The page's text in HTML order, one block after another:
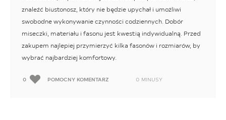
znaleźć biustonosz, który nie będzie upychał i umożliwi
swobodne wykonywanie czynności codziennych. Dobór
miseczki, materiału i fasonu jest kwestią indywidualną. Przed
zakupem najlepiej przymierzyć kilka fasonów i rozmiarów, by
wybrać najbardziej komfortowy.
0 POMOCNY KOMENTARZ 0 MINUSY